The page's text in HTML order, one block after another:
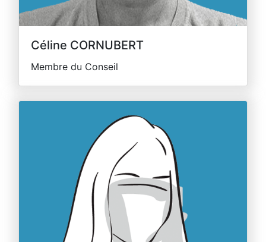
Céline CORNUBERT
Membre du Conseil